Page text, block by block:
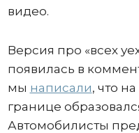
видео.
Версия про «всех
появилась в
мы написали, что
границе
Автомобилисты